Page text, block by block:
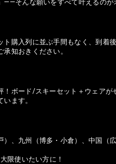
そんな願いをすべて叶えるのが
購入列に並ぶ手間もなく、到着
知おきください。
ボード/スキーセット＋ウェア
ます。
、九州（博多・小倉）、中国（
限使いたい方に！